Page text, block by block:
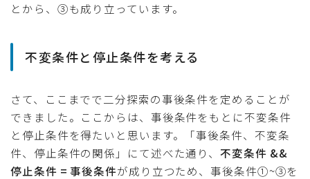
とから、③も成り立っています。
不変条件と停止条件を考える
さて、ここまでで二分探索の事後条件を定めることが
できました。ここからは、事後条件をもとに不変条件
と停止条件を得たいと思います。「事後条件、不変条
件、停止条件の関係」にて述べた通り、不変条件 &&
停止条件 = 事後条件が成り立つため、事後条件①~③を